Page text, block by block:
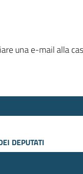
una e-mail alla
DEPUTATI